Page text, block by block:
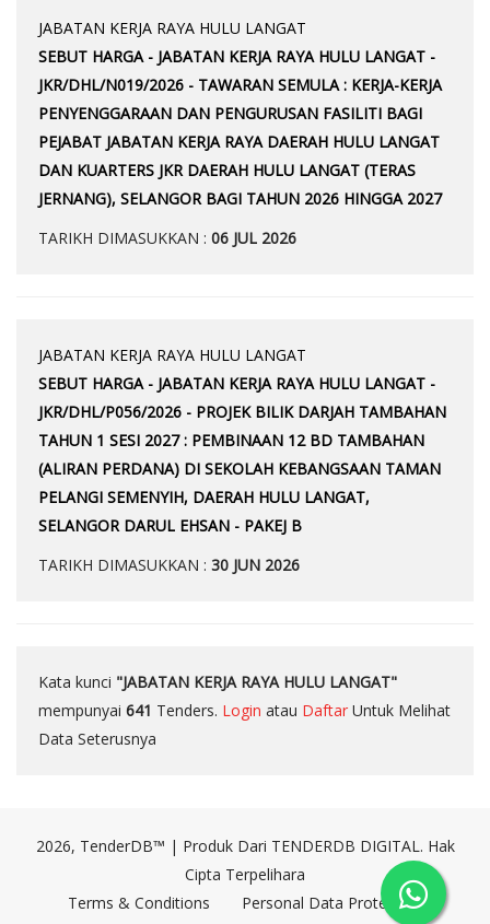
JABATAN KERJA RAYA HULU LANGAT
SEBUT HARGA - JABATAN KERJA RAYA HULU LANGAT -
JKR/DHL/N019/2026 - TAWARAN SEMULA : KERJA-KERJA
PENYENGGARAAN DAN PENGURUSAN FASILITI BAGI
PEJABAT JABATAN KERJA RAYA DAERAH HULU LANGAT
DAN KUARTERS JKR DAERAH HULU LANGAT (TERAS
JERNANG), SELANGOR BAGI TAHUN 2026 HINGGA 2027
TARIKH DIMASUKKAN : 06 JUL 2026
JABATAN KERJA RAYA HULU LANGAT
SEBUT HARGA - JABATAN KERJA RAYA HULU LANGAT -
JKR/DHL/P056/2026 - PROJEK BILIK DARJAH TAMBAHAN
TAHUN 1 SESI 2027 : PEMBINAAN 12 BD TAMBAHAN
(ALIRAN PERDANA) DI SEKOLAH KEBANGSAAN TAMAN
PELANGI SEMENYIH, DAERAH HULU LANGAT,
SELANGOR DARUL EHSAN - PAKEJ B
TARIKH DIMASUKKAN : 30 JUN 2026
Kata kunci "JABATAN KERJA RAYA HULU LANGAT"
mempunyai 641 Tenders. Login atau Daftar Untuk Melihat
Data Seterusnya
2026, TenderDB™ | Produk Dari TENDERDB DIGITAL. Hak
Cipta Terpelihara
Terms & Conditions
Personal Data Protection